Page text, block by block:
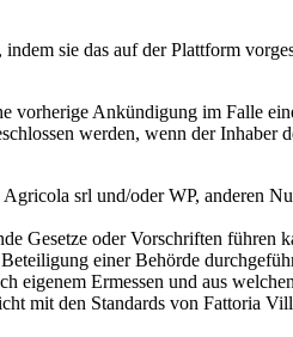
sie das auf der Plattform
vorherige Ankündigung im Falle
werden, wenn der Inhaber
Agricola srl und/oder WP, anderen
Gesetze oder Vorschriften führen
einer Behörde
eigenem Ermessen und aus
mit den Standards vonFattoria